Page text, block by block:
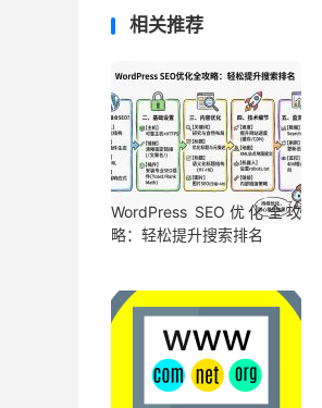
相关推荐
WordPress SEO优化全攻
略：轻松提升搜索排名